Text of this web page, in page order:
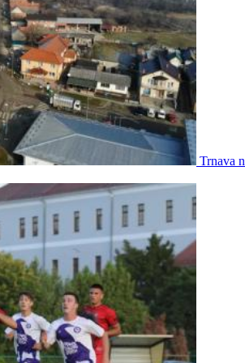
Trnava